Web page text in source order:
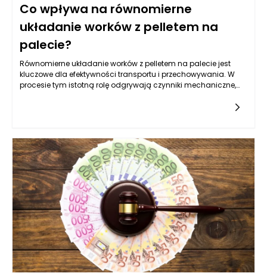
Co wpływa na równomierne
układanie worków z pelletem na
palecie?
Równomierne układanie worków z pelletem na palecie jest
kluczowe dla efektywności transportu i przechowywania. W
procesie tym istotną rolę odgrywają czynniki mechaniczne,
szybkim napełnianiu, mają znaczący wpływ na ten proces.
Odpowiednia kalibracja maszyn oraz rodzaj
wykorzystywanego materiału, z którego wykonane są worki,
mogą podnieść stabilność ładunku na palecie oraz ochronić
zawartość przed ewentualnymi uszkodzeniami.